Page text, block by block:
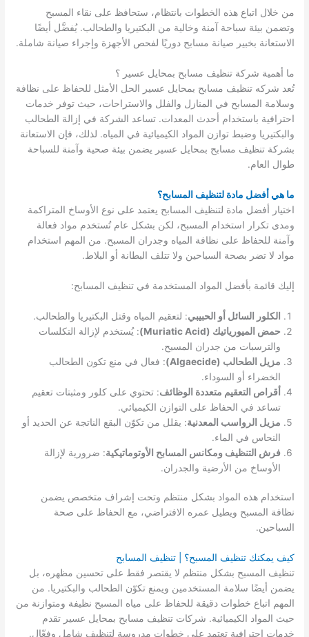
من خلال اتباع هذه الخطوات بانتظام، ستحافظ على نقاء المسبح
وتضمن بيئة سباحة آمنة وخالية من البكتيريا والطحالب. يُفضَّل أيضًا
الاستعانة بخبير صيانة مسابح دوريًا لفحص الأجهزة وإجراء صيانة شاملة.
ما أهمية شركة تنظيف مسابح بمحايل عسير ؟
تُعد شركه تنظيف مسابح بمحايل عسير الحل الأمثل للحفاظ على نظافة
وسلامة المسابح في المنازل والفلل والاستراحات، حيث توفر خدمات
احترافية باستخدام أحدث المعدات. تساعد الشركة في إزالة الطحالب
والبكتيريا وضبط توازن المواد الكيميائية في المياه. لذلك، فإن الاستعانة
بشركة تنظيف مسابح بمحايل عسير يضمن بيئة صحية وآمنة للسباحة
طوال العام.
ما هي أفضل مادة لتنظيف المسابح؟
اختيار أفضل مادة لتنظيف المسابح يعتمد على نوع الأوساخ المتراكمة
ومدى تكرار استخدام المسبح، لكن بشكل عام تُستخدم مواد فعالة
وآمنة للحفاظ على نظافة المياه وجدران المسبح. من المهم استخدام
مواد لا تضر بصحة السباحين ولا تتلف البطانة أو البلاط.
إليك قائمة بأفضل المواد المستخدمة في تنظيف المسابح:
الكلور السائل أو الحبيبي: لتعقيم المياه وقتل البكتيريا والطحالب.
حمض الميورياتيك (Muriatic Acid)
: يُستخدم لإزالة التكلسات
والترسبات من جدران المسبح.
مزيل الطحالب (Algaecide)
: فعال في منع تكون الطحالب
الخضراء أو السوداء.
أقراص التعقيم متعددة الوظائف: تحتوي على كلور ومثبتات تعقيم
تساعد في الحفاظ على التوازن الكيميائي.
مزيل الرواسب المعدنية: يقلل من تكوّن البقع الناتجة عن الحديد أو
النحاس في الماء.
فرش التنظيف ومكانس المسابح الأوتوماتيكية: ضرورية لإزالة
الأوساخ من الأرضية والجدران.
استخدام هذه المواد بشكل منتظم وتحت إشراف متخصص يضمن
نظافة المسبح ويطيل عمره الافتراضي، مع الحفاظ على صحة
السباحين.
كيف يمكنك تنظيف المسبح؟ | تنظيف المسابح
تنظيف المسبح بشكل منتظم لا يقتصر فقط على تحسين مظهره، بل
يضمن أيضًا سلامة المستخدمين ويمنع تكوّن الطحالب والبكتيريا. من
المهم اتباع خطوات دقيقة للحفاظ على مياه المسبح نظيفة ومتوازنة من
حيث المواد الكيميائية. شركات تنظيف مسابح بمحايل عسير تقدم
خدمات احترافية تعتمد على خطوات مدروسة لتنظيف شامل وفعّال.